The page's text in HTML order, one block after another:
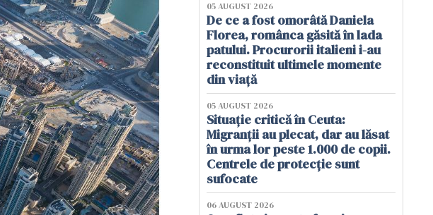
05 AUGUST 2026
De ce a fost omorâtă Daniela
Florea, românca găsită în lada
patului. Procurorii italieni i-au
reconstituit ultimele momente
din viață
05 AUGUST 2026
Situație critică în Ceuta:
Migranții au plecat, dar au lăsat
în urma lor peste 1.000 de copii.
Centrele de protecție sunt
sufocate
06 AUGUST 2026